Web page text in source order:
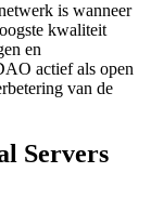
is wanneer
kwaliteit
en
actief als open
van de
Servers